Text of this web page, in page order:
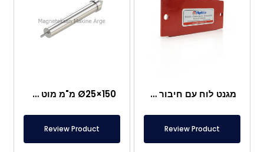
מגנט לוח עם חיבור מיוחד מניאודימיום
Review Product
Ø25×150 מ"מ מוט מגנטי עם בורג מוט – ראש בצורת קליע
Review Product